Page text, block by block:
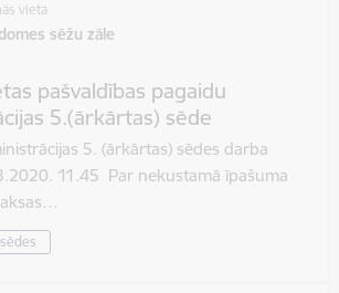
vieta
sēžu zāle
pašvaldības pagaidu
5.(ārkārtas) sēde
5. (ārkārtas) sēdes darba
11.45 Par nekustamā īpašuma